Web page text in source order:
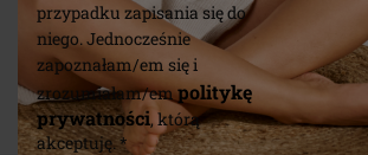
przypadku zapisania się do
niego. Jednocześnie
zapoznałam/em się i
zrozumiałam/empolitykę
prywatności, którą
akceptuję. *
Amy - biustonosz
bezszwowy
(32)